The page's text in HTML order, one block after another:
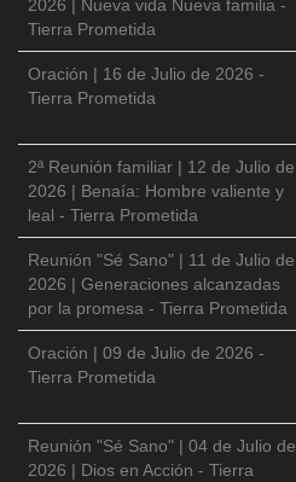
2026 | Nueva vida Nueva familia -
Tierra Prometida
Oración | 16 de Julio de 2026 -
Tierra Prometida
2ª Reunión familiar | 12 de Julio de
2026 | Benaía: Hombre valiente y
leal - Tierra Prometida
Reunión "Sé Sano" | 11 de Julio de
2026 | Generaciones alcanzadas
por la promesa - Tierra Prometida
Oración | 09 de Julio de 2026 -
Tierra Prometida
Reunión "Sé Sano" | 04 de Julio de
2026 | Dios en Acción - Tierra